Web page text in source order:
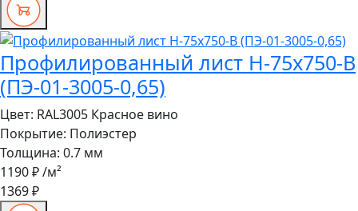
Профилированный лист Н-75x750-B
(ПЭ-01-3005-0,65)
Цвет: RAL3005 Красное вино
Покрытие: Полиэстер
Толщина: 0.7 мм
1190 ₽/м²
1369 ₽